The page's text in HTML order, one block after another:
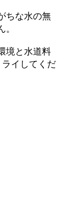
ちな水の無
境と水道料
イしてくだ